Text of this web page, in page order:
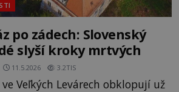
po zádech: Slovenský
slyší kroky mrtvých
11.5.2026 3.2TIS
Veľkých Levárech obklopují už